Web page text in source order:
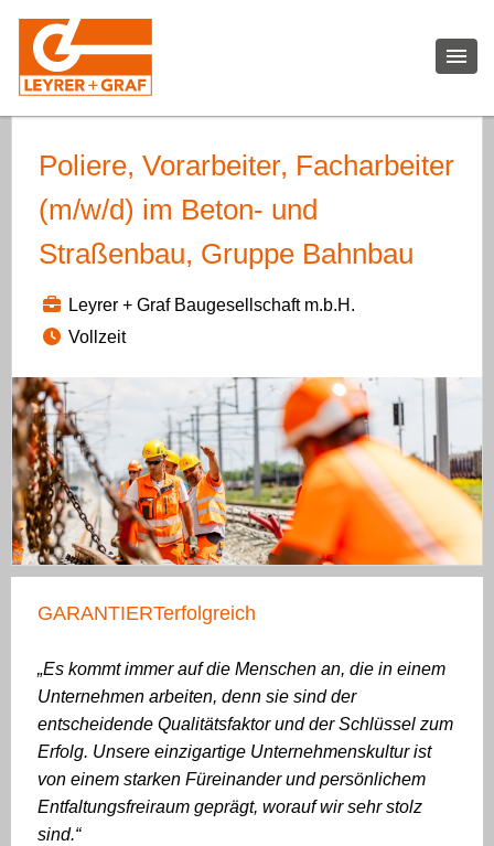
Poliere, Vorarbeiter, Facharbeiter
(m/w/d) im Beton- und
Straßenbau, Gruppe Bahnbau
Leyrer + Graf Baugesellschaft m.b.H.
Vollzeit
GARANTIERTerfolgreich
„Es kommt immer auf die Menschen an, die in einem
Unternehmen arbeiten, denn sie sind der
entscheidende Qualitätsfaktor und der Schlüssel zum
Erfolg. Unsere einzigartige Unternehmenskultur ist
von einem starken Füreinander und persönlichem
Entfaltungsfreiraum geprägt, worauf wir sehr stolz
sind.“